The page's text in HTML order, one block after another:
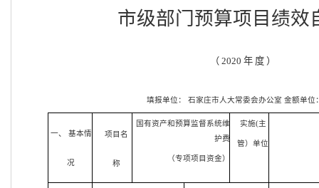
市级部门预算项目绩效
（ 2020 年 度 ）
填报单位： 石家庄市人大常委会办公室 金额单位
一、 基本情
况
项目名
称
国有资产和预算监督系统维
护费
（专项项目资金）
实施(主
管）单位